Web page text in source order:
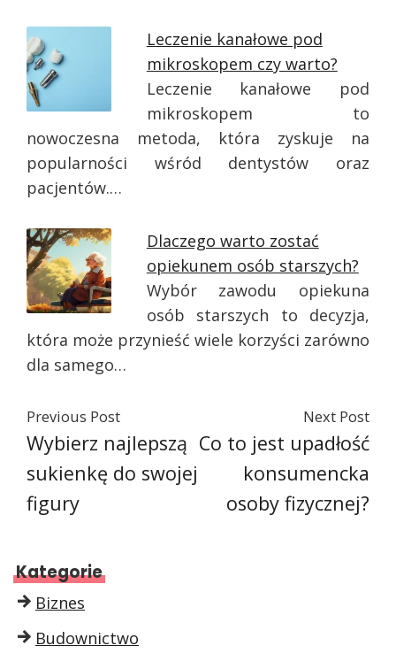
Leczenie kanałowe pod
mikroskopem czy warto?
Leczenie kanałowe pod
mikroskopem to
nowoczesna metoda, która zyskuje na
popularności wśród dentystów oraz
pacjentów.…
Dlaczego warto zostać
opiekunem osób starszych?
Wybór zawodu opiekuna
osób starszych to decyzja,
która może przynieść wiele korzyści zarówno
dla samego…
Previous Post
Wybierz najlepszą
sukienkę do swojej
figury
Next Post
Co to jest upadłość
konsumencka
osoby fizycznej?
Kategorie
Biznes
Budownictwo